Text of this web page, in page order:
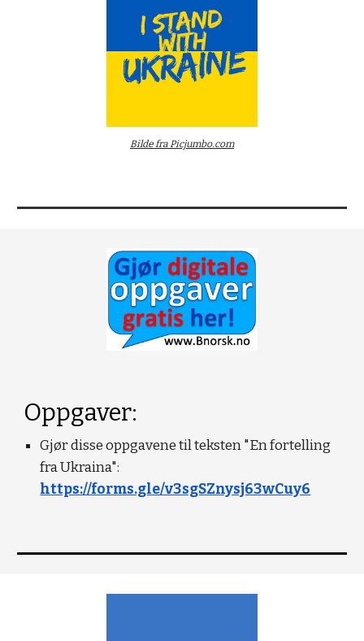
Bilde fra Picjumbo.com
Oppgaver:
Gjør disse oppgavene til teksten "En fortelling
https://forms.gle/v3sgSZnysj63wCuy6